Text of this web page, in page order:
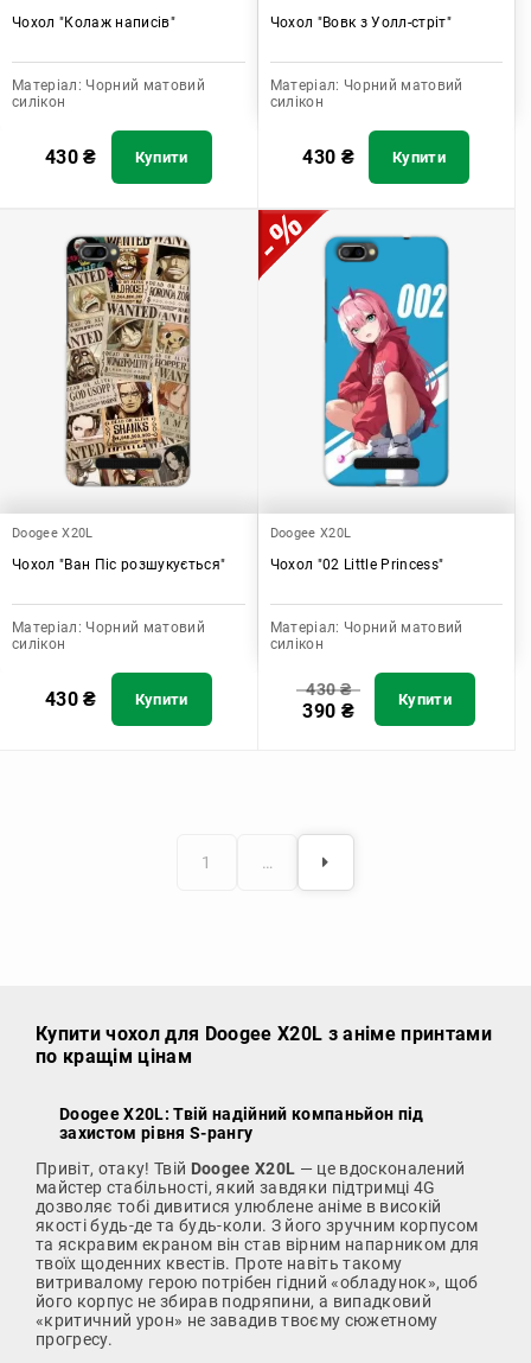
Чохол "Колаж написів"
Матеріал: Чорний матовий
силікон
430₴ Купити
Чохол "Вовк з Уолл-стріт"
Матеріал: Чорний матовий
силікон
430 ₴ Купити
Doogee X20L
Чохол "Ван Піс розшукується"
Матеріал: Чорний матовий
силікон
430₴ Купити
Doogee X20L
Чохол "02 Little Princess"
Матеріал: Чорний матовий
силікон
430₴
390 ₴ Купити
1 …
Купити чохол для Doogee X20L з аніме принтами
по кращім цінам
Doogee X20L: Твій надійний компаньйон під
захистом рівня S-рангу
Привіт, отаку! Твій Doogee X20L — це вдосконалений
майстер стабільності, який завдяки підтримці 4G
дозволяє тобі дивитися улюблене аніме в високій
якості будь-де та будь-коли. З його зручним корпусом
та яскравим екраном він став вірним напарником для
твоїх щоденних квестів. Проте навіть такому
витривалому герою потрібен гідний «обладунок», щоб
його корпус не збирав подряпини, а випадковий
«критичний урон» не завадив твоєму сюжетному
прогресу.